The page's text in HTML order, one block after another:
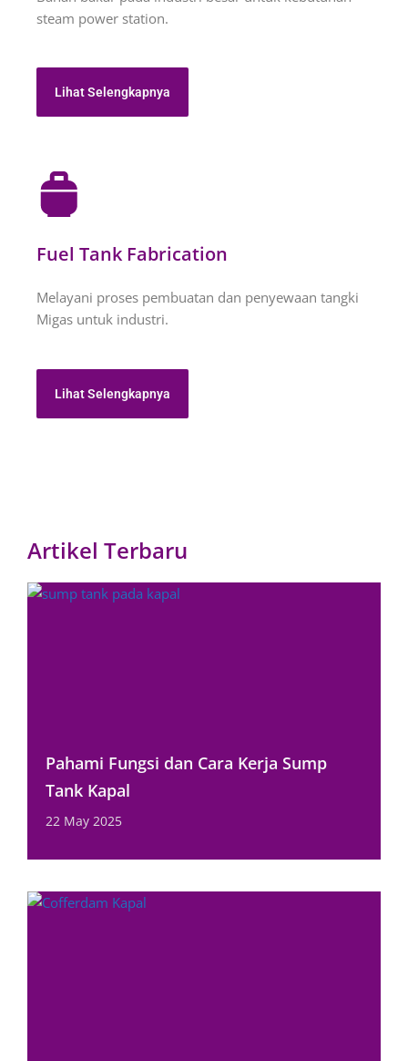
steam power station.
Lihat Selengkapnya
Fuel Tank Fabrication
Melayani proses pembuatan dan penyewaan tangki
Migas untuk industri.
Lihat Selengkapnya
Artikel Terbaru
Pahami Fungsi dan Cara Kerja Sump
Tank Kapal
22 May 2025